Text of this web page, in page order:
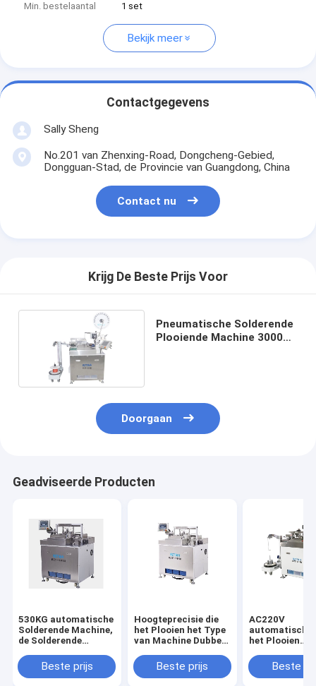
Min. bestelaantal
1 set
Bekijk meer
Contactgegevens
Sally Sheng
No.201 van Zhenxing-Road, Dongcheng-Gebied,
Dongguan-Stad, de Provincie van Guangdong, China
Contact nu
Krijg De Beste Prijs Voor
Pneumatische Solderende
Plooiende Machine 3000
Doorgaan
Geadviseerde Producten
530KG automatische
Solderende Machine,
de Solderende
rendementkabel
Beste prijs
Hoogteprecisie die
het Plooien het Type
van Machine Dubbele
Pneumatisch
solderen
Beste prijs
AC220V
automatische
het Plooien
Capaciteit
PCs/Uur
Beste